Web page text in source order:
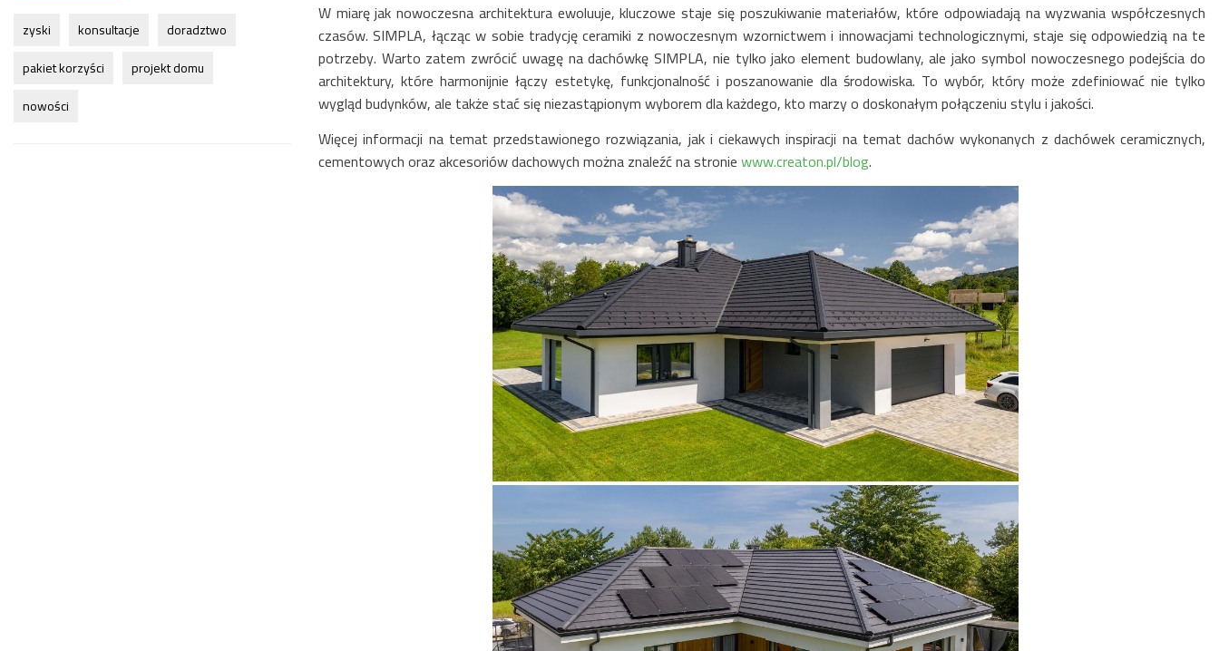
zyski konsultacje
doradztwo
pakiet korzyści
projekt domu
nowości
W miarę jak nowoczesna architektura ewoluuje, kluczowe staje się poszukiwanie materiałów, które odpowiadają na wyzwania współczesnych
czasów. SIMPLA, łącząc w sobie tradycję ceramiki z nowoczesnym wzornictwem i innowacjami technologicznymi, staje się odpowiedzią na te
potrzeby. Warto zatem zwrócić uwagę na dachówkę SIMPLA, nie tylko jako element budowlany, ale jako symbol nowoczesnego podejścia do
architektury, które harmonijnie łączy estetykę, funkcjonalność i poszanowanie dla środowiska. To wybór, który może zdefiniować nie tylko
wygląd budynków, ale także stać się niezastąpionym wyborem dla każdego, kto marzy o doskonałym połączeniu stylu i jakości.
Więcej informacji na temat przedstawionego rozwiązania, jak i ciekawych inspiracji na temat dachów wykonanych z dachówek ceramicznych,
cementowych oraz akcesoriów dachowych można znaleźć na stroniewww.creaton.pl/blog.